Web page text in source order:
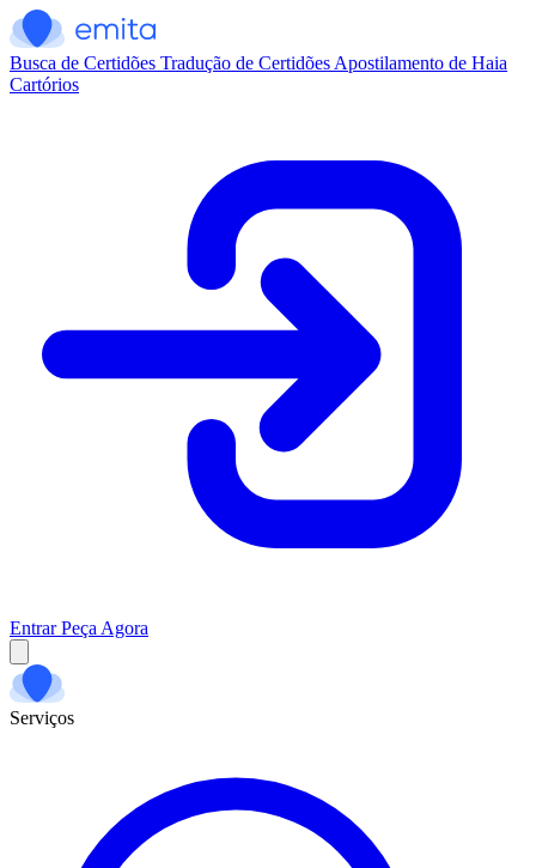
Busca de Certidões Tradução de Certidões Apostilamento de Haia
Cartórios
Entrar Peça Agora
Serviços